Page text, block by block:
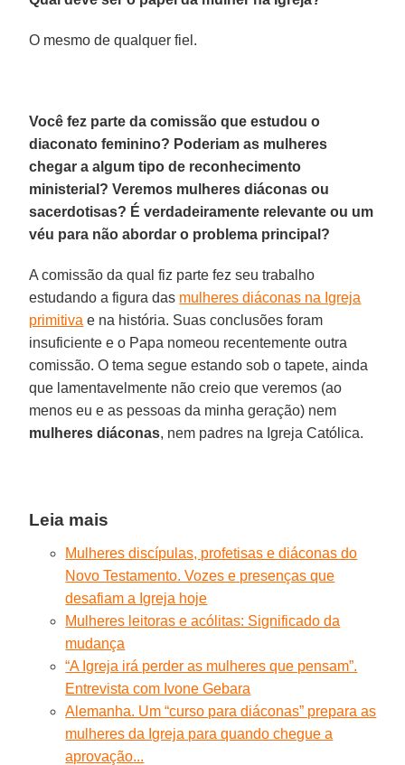
O mesmo de qualquer fiel.
Você fez parte da comissão que estudou o
diaconato feminino? Poderiam as mulheres
chegar a algum tipo de reconhecimento
ministerial? Veremos mulheres diáconas ou
sacerdotisas? É verdadeiramente relevante ou um
véu para não abordar o problema principal?
A comissão da qual fiz parte fez seu trabalho
estudando a figura das mulheres diáconas na Igreja
primitiva e na história. Suas conclusões foram
insuficiente e o Papa nomeou recentemente outra
comissão. O tema segue estando sob o tapete, ainda
que lamentavelmente não creio que veremos (ao
menos eu e as pessoas da minha geração) nem
mulheres diáconas, nem padres na Igreja Católica.
Leia mais
Mulheres discípulas, profetisas e diáconas do
Novo Testamento. Vozes e presenças que
desafiam a Igreja hoje
Mulheres leitoras e acólitas: Significado da
mudança
“A Igreja irá perder as mulheres que pensam”.
Entrevista com Ivone Gebara
Alemanha. Um “curso para diáconas” prepara as
mulheres da Igreja para quando chegue a
aprovação...